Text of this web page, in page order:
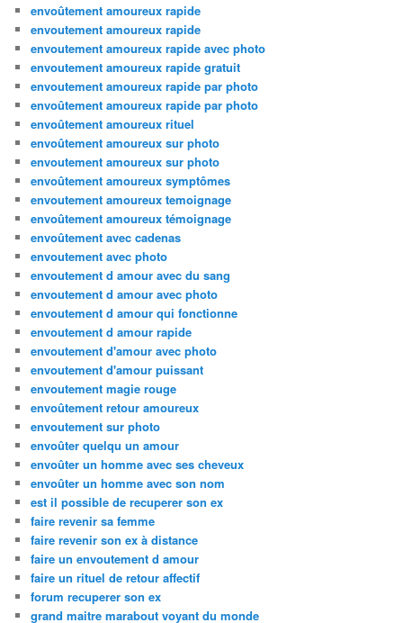
envoûtement amoureux rapide
envoutement amoureux rapide
envoutement amoureux rapide avec photo
envoutement amoureux rapide gratuit
envoutement amoureux rapide par photo
envoûtement amoureux rapide par photo
envoûtement amoureux rituel
envoûtement amoureux sur photo
envoutement amoureux sur photo
envoûtement amoureux symptômes
envoutement amoureux temoignage
envoûtement amoureux témoignage
envoûtement avec cadenas
envoutement avec photo
envoutement d amour avec du sang
envoutement d amour avec photo
envoutement d amour qui fonctionne
envoutement d amour rapide
envoutement d'amour avec photo
envoutement d'amour puissant
envoutement magie rouge
envoûtement retour amoureux
envoutement sur photo
envoûter quelqu un amour
envoûter un homme avec ses cheveux
envoûter un homme avec son nom
est il possible de recuperer son ex
faire revenir sa femme
faire revenir son ex à distance
faire un envoutement d amour
faire un rituel de retour affectif
forum recuperer son ex
grand maitre marabout voyant du monde